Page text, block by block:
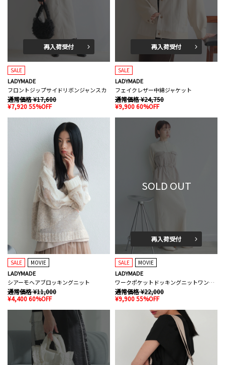
再入荷受付
SALE
LADYMADE
フロントジップサイドリボンジャンスカ
通常価格 ¥17,600
¥7,920 55%OFF
再入荷受付
SALE
LADYMADE
フェイクレザー中綿ジャケット
通常価格 ¥24,750
¥9,900 60%OFF
SALE MOVIE
LADYMADE
シアーモヘアブロッキングニット
通常価格 ¥11,000
¥4,400 60%OFF
SOLD OUT
再入荷受付
SALE MOVIE
LADYMADE
ワークポケットドッキングニットワンピース
通常価格 ¥22,000
¥9,900 55%OFF